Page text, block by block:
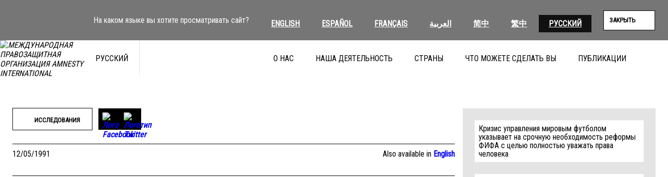
На каком языке вы хотите просматривать сайт? ENGLISH ESPAÑOL FRANÇAIS العربية 简中 繁中 РУССКИЙ ЗАКРЫТЬ
РУССКИЙ О НАС НАША ДЕЯТЕЛЬНОСТЬ СТРАНЫ ЧТО МОЖЕТЕ СДЕЛАТЬ ВЫ ПУБЛИКАЦИИ
ИССЛЕДОВАНИЯ
12/05/1991 Also available in English
Кризис управления мировым футболом
указывает на срочную необходимость реформы
ФИФА с целью полностью уважать права
человека